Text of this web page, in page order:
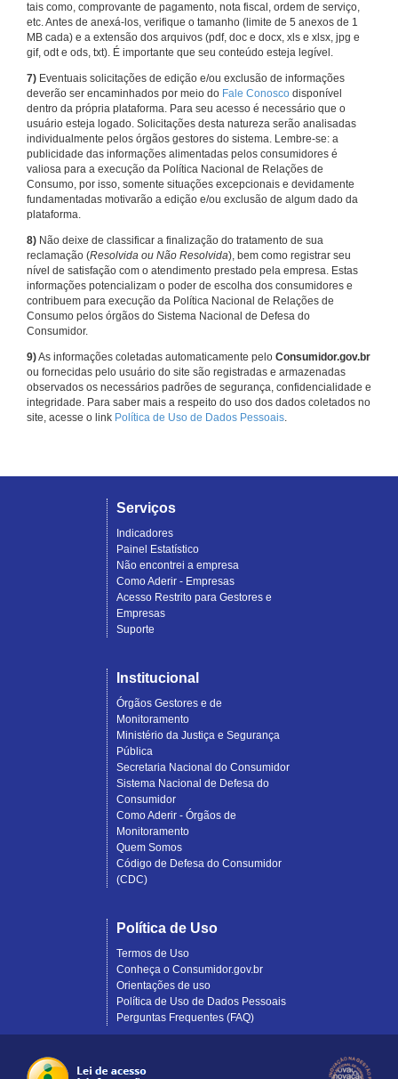
tais como, comprovante de pagamento, nota fiscal, ordem de serviço,
etc. Antes de anexá-los, verifique o tamanho (limite de 5 anexos de 1
MB cada) e a extensão dos arquivos (pdf, doc e docx, xls e xlsx, jpg e
gif, odt e ods, txt). É importante que seu conteúdo esteja legível.
7) Eventuais solicitações de edição e/ou exclusão de informações
deverão ser encaminhados por meio do Fale Conosco disponível
dentro da própria plataforma. Para seu acesso é necessário que o
usuário esteja logado. Solicitações desta natureza serão analisadas
individualmente pelos órgãos gestores do sistema. Lembre-se: a
publicidade das informações alimentadas pelos consumidores é
valiosa para a execução da Política Nacional de Relações de
Consumo, por isso, somente situações excepcionais e devidamente
fundamentadas motivarão a edição e/ou exclusão de algum dado da
plataforma.
8) Não deixe de classificar a finalização do tratamento de sua
reclamação (Resolvida ou Não Resolvida), bem como registrar seu
nível de satisfação com o atendimento prestado pela empresa. Estas
informações potencializam o poder de escolha dos consumidores e
contribuem para execução da Política Nacional de Relações de
Consumo pelos órgãos do Sistema Nacional de Defesa do
Consumidor.
9)As informações coletadas automaticamente pelo Consumidor.gov.br
ou fornecidas pelo usuário do site são registradas e armazenadas
observados os necessários padrões de segurança, confidencialidade e
integridade. Para saber mais a respeito do uso dos dados coletados no
site, acesse o link Política de Uso de Dados Pessoais.
Serviços
Indicadores
Painel Estatístico
Não encontrei a empresa
Como Aderir - Empresas
Acesso Restrito para Gestores e
Empresas
Suporte
Institucional
Órgãos Gestores e de
Monitoramento
Ministério da Justiça e Segurança
Pública
Secretaria Nacional do Consumidor
Sistema Nacional de Defesa do
Consumidor
Como Aderir - Órgãos de
Monitoramento
Quem Somos
Código de Defesa do Consumidor
(CDC)
Política de Uso
Termos de Uso
Conheça o Consumidor.gov.br
Orientações de uso
Política de Uso de Dados Pessoais
Perguntas Frequentes (FAQ)